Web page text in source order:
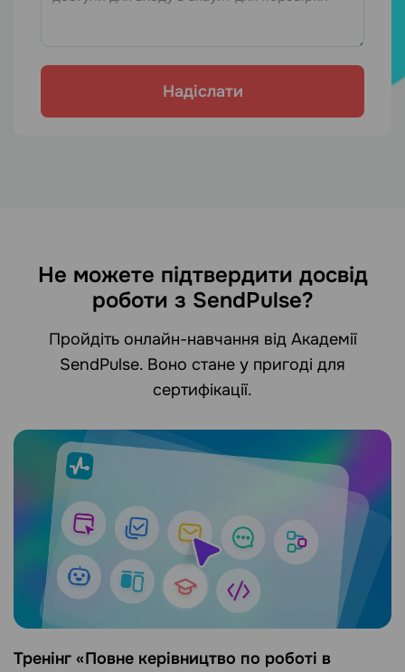
Надіслати
Не можете підтвердити досвід
роботи з SendPulse?
Пройдіть онлайн-навчання від Академії
SendPulse. Воно стане у пригоді для
сертифікації.
Тренінг «Повне керівництво по роботі в